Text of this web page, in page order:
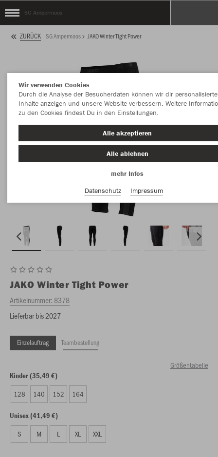
SG Ampermoos
ZURÜCK SG Ampermoos JAKO Winter Tight Power
JAKO Winter Tight Power
Artikelnummer:8378
Lieferbar bis 2027
Einzelauftrag Teambestellung
Größentabelle
Kinder (35,49 €)
128 140 152 164
Unisex (41,49 €)
S M L XL XXL
Wir verwenden Cookies
Durch die Analyse der Besucherdaten können wir dir personalisierte
Inhalte anzeigen und unsere Website verbessern. Weitere
zu den Cookies findest Du in den Einstellungen.
Alle akzeptieren
Alle ablehnen
mehr Infos
Datenschutz
Impressum